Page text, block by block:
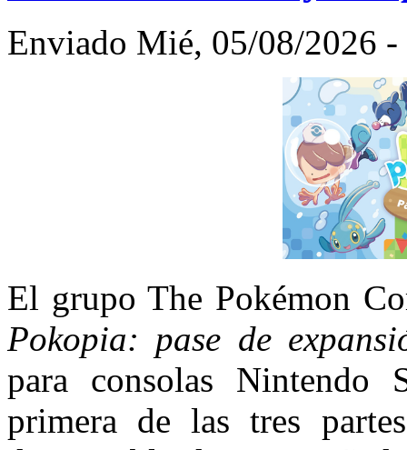
Enviado Mié, 05/08/2026
El grupo The Pokémon
Pokopia: pase de
para consolas
primera de las tres